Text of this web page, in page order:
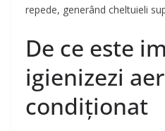
repede, generând cheltuieli
De ce este
igienizezi
condiționat